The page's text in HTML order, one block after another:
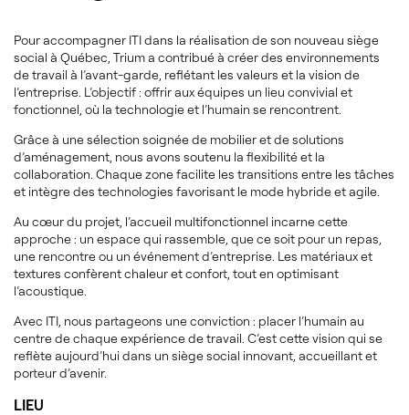
Pour accompagner ITI dans la réalisation de son nouveau siège
social à Québec, Trium a contribué à créer des environnements
de travail à l’avant-garde, reflétant les valeurs et la vision de
l’entreprise. L’objectif : offrir aux équipes un lieu convivial et
fonctionnel, où la technologie et l’humain se rencontrent.
Grâce à une sélection soignée de mobilier et de solutions
d’aménagement, nous avons soutenu la flexibilité et la
collaboration. Chaque zone facilite les transitions entre les tâches
et intègre des technologies favorisant le mode hybride et agile.
Au cœur du projet, l’accueil multifonctionnel incarne cette
approche : un espace qui rassemble, que ce soit pour un repas,
une rencontre ou un événement d’entreprise. Les matériaux et
textures confèrent chaleur et confort, tout en optimisant
l’acoustique.
Avec ITI, nous partageons une conviction : placer l’humain au
centre de chaque expérience de travail. C’est cette vision qui se
reflète aujourd’hui dans un siège social innovant, accueillant et
porteur d’avenir.
LIEU